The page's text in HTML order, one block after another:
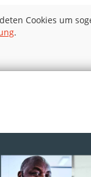
Cookies um
.